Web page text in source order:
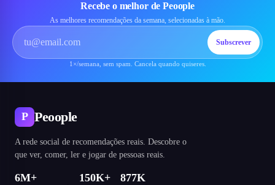
Recebe o melhor de Peoople
As melhores recomendações da semana, selecionadas à mão.
Subscrever
1×/semana, sem spam. Cancela quando quiseres.
P Peoople
A rede social de recomendações reais. Descobre o
que ver, comer, ler e jogar de pessoas reais.
6M+ 150K+ 877K